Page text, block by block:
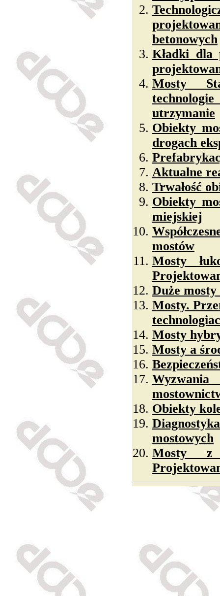
betonowych
Kładki dla
Mosty
utrzymanie
Obiekty
drogach
Aktualne
Trwałość
Obiekty
miejskiej
mostów
Mosty
Duże mosty
Mosty.
Mosty
Mosty a
Obiekty
mostowych
Mosty z